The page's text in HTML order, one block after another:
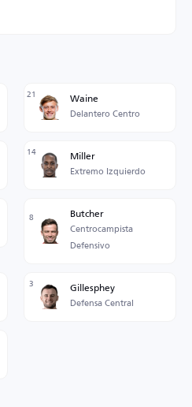
21 Waine
Delantero Centro
14 Miller
Extremo Izquierdo
8 Butcher
Centrocampista
Defensivo
3 Gillesphey
Defensa Central